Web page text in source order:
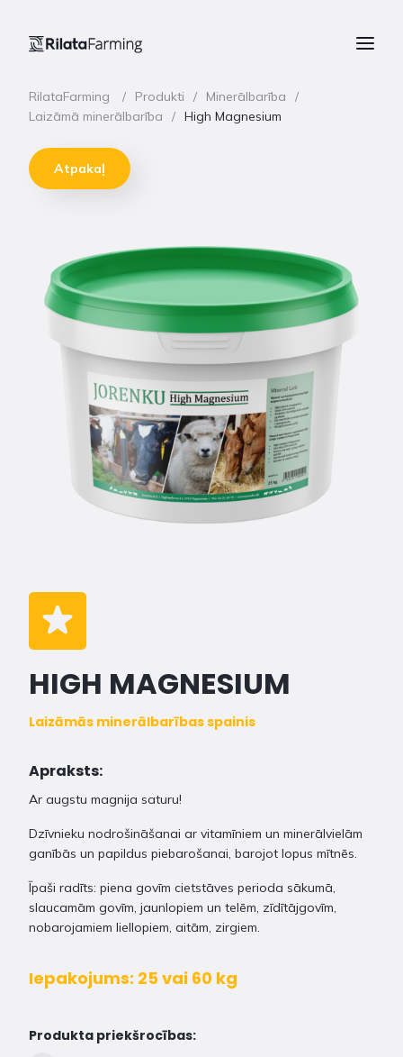
RilataFarming Produkti
Minerālbarība
Laizāmā minerālbarība
High Magnesium
Atpakaļ
HIGH MAGNESIUM
Laizāmās minerālbarības spainis
Apraksts:
Ar augstu magnija saturu!
Dzīvnieku nodrošināšanai ar vitamīniem un minerālvielām
ganībās un papildus piebarošanai, barojot lopus mītnēs.
Īpaši radīts: piena govīm cietstāves perioda sākumā,
slaucamām govīm, jaunlopiem un telēm, zīdītājgovīm,
nobarojamiem liellopiem, aitām, zirgiem.
Iepakojums: 25 vai 60 kg
Produkta priekšrocības: